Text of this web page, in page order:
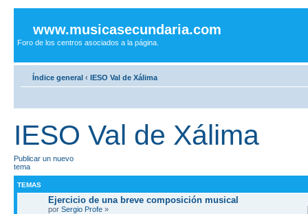
www.musicasecundaria.com
Foro de los centros asociados a la página.
Índice general ‹ IESO Val de Xálima
IESO Val de Xálima
Publicar un nuevo
tema
TEMAS
Ejercicio de una breve composición musical
por Sergio Profe »